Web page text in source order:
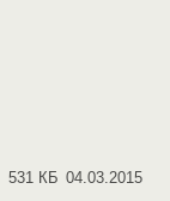
531 КБ 04.03.2015